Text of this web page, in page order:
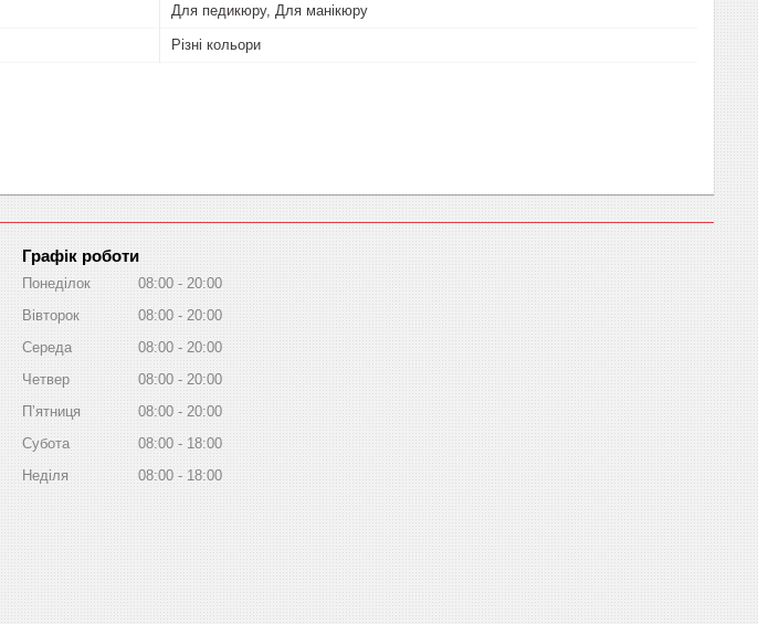
Для педикюру, Для манікюру
Різні кольори
Графік роботи
Понеділок 08:00
20:00
Вівторок
08:00
20:00
Середа
08:00
20:00
Четвер
08:00
20:00
Пʼятниця
08:00
20:00
Субота
08:00
18:00
Неділя
08:00 18:00